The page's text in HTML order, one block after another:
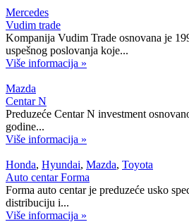
Mercedes
Vudim trade
Kompanija Vudim Trade osnovana je
uspešnog poslovanja koje...
Više informacija »
Mazda
Centar N
Preduzeće Centar N investment
godine...
Više informacija »
Honda, Hyundai, Mazda, Toyota
Auto centar Forma
Forma auto centar je preduzeće usko
distribuciju i...
Više informacija »